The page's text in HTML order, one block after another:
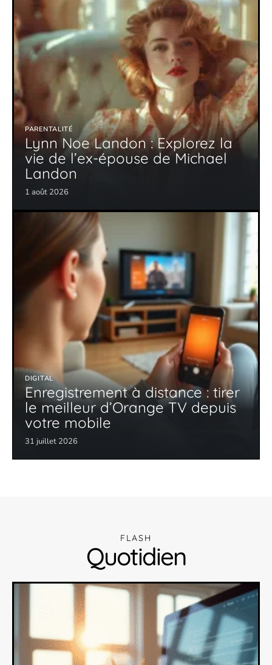
PARENTALITÉ
Lynn Noe Landon : Explorez la
vie de l’ex-épouse de Michael
Landon
1 août 2026
DIGITAL
Enregistrement à distance : tirer
le meilleur d’Orange TV depuis
votre mobile
31 juillet 2026
FLASH
Quotidien